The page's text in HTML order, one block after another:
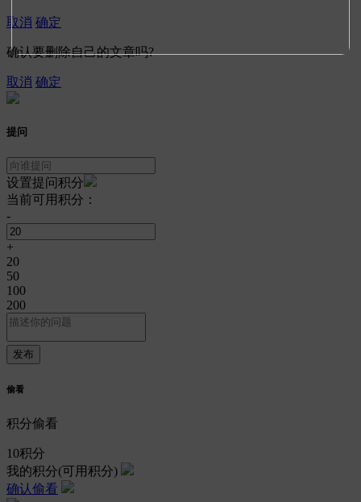
取消 确定
确认要删除自己的文章吗?
取消 确定
提问
设置提问积分
当前可用积分：
-
+
20
50
100
200
偷看
积分偷看
10积分
我的积分(可用积分)
确认偷看